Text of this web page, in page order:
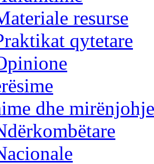
resurse
qytetare
dhe mirënjohje